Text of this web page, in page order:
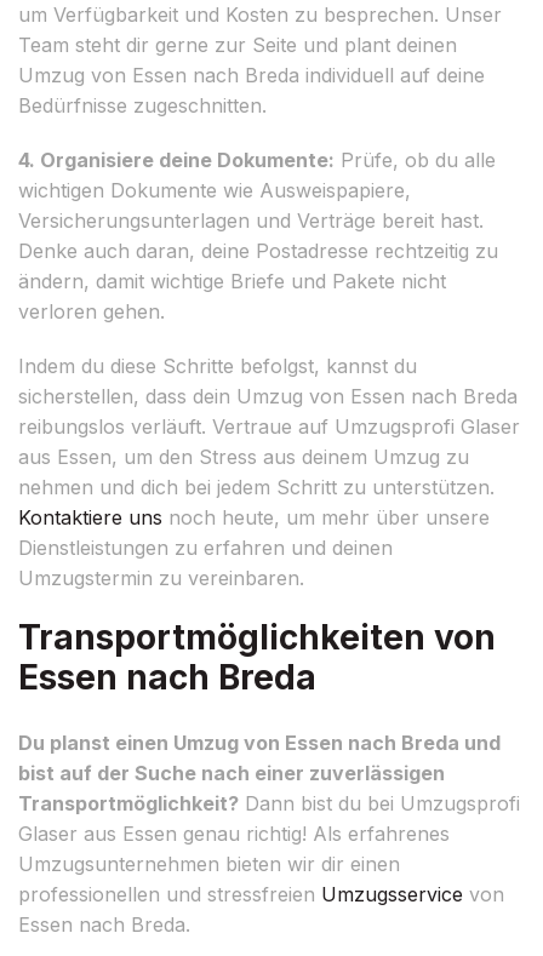
um Verfügbarkeit und Kosten zu besprechen. Unser
Team steht dir gerne zur Seite und plant deinen
Umzug von Essen nach Breda individuell auf deine
Bedürfnisse zugeschnitten.
4. Organisiere deine Dokumente: Prüfe, ob du alle
wichtigen Dokumente wie Ausweispapiere,
Versicherungsunterlagen und Verträge bereit hast.
Denke auch daran, deine Postadresse rechtzeitig zu
ändern, damit wichtige Briefe und Pakete nicht
verloren gehen.
Indem du diese Schritte befolgst, kannst du
sicherstellen, dass dein Umzug von Essen nach Breda
reibungslos verläuft. Vertraue auf Umzugsprofi Glaser
aus Essen, um den Stress aus deinem Umzug zu
nehmen und dich bei jedem Schritt zu unterstützen.
Kontaktiere uns noch heute, um mehr über unsere
Dienstleistungen zu erfahren und deinen
Umzugstermin zu vereinbaren.
Transportmöglichkeiten von
Essen nach Breda
Du planst einen Umzug von Essen nach Breda und
bist auf der Suche nach einer zuverlässigen
Transportmöglichkeit? Dann bist du bei Umzugsprofi
Glaser aus Essen genau richtig! Als erfahrenes
Umzugsunternehmen bieten wir dir einen
professionellen und stressfreien Umzugsservice von
Essen nach Breda.